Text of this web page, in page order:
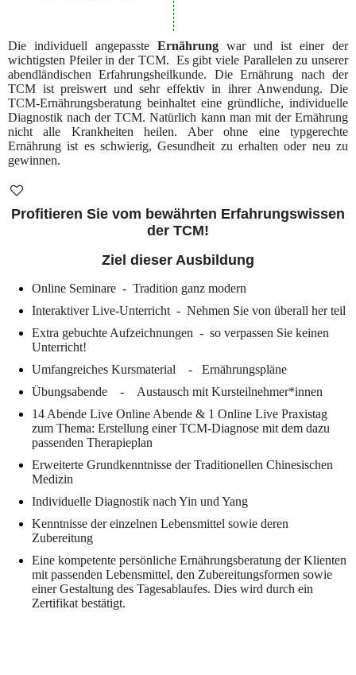
Die individuell angepasste Ernährung war und ist einer der
wichtigsten Pfeiler in der TCM. Es gibt viele Parallelen zu unserer
abendländischen Erfahrungsheilkunde. Die Ernährung nach der
TCM ist preiswert und sehr effektiv in ihrer Anwendung. Die
TCM-Ernährungsberatung beinhaltet eine gründliche, individuelle
Diagnostik nach der TCM. Natürlich kann man mit der Ernährung
nicht alle Krankheiten heilen. Aber ohne eine typgerechte
Ernährung ist es schwierig, Gesundheit zu erhalten oder neu zu
gewinnen.
Profitieren Sie vom bewährten Erfahrungswissen
der TCM!
Ziel dieser Ausbildung
Online Seminare - Tradition ganz modern
Interaktiver Live-Unterricht - Nehmen Sie von überall her teil
Extra gebuchte Aufzeichnungen - so verpassen Sie keinen
Unterricht!
Umfangreiches Kursmaterial - Ernährungspläne
Übungsabende - Austausch mit Kursteilnehmer*innen
14 Abende Live Online Abende & 1 Online Live Praxistag
zum Thema: Erstellung einer TCM-Diagnose mit dem dazu
passenden Therapieplan
Erweiterte Grundkenntnisse der Traditionellen Chinesischen
Medizin
Individuelle Diagnostik nach Yin und Yang
Kenntnisse der einzelnen Lebensmittel sowie deren
Zubereitung
Eine kompetente persönliche Ernährungsberatung der Klienten
mit passenden Lebensmittel, den Zubereitungsformen sowie
einer Gestaltung des Tagesablaufes. Dies wird durch ein
Zertifikat bestätigt.